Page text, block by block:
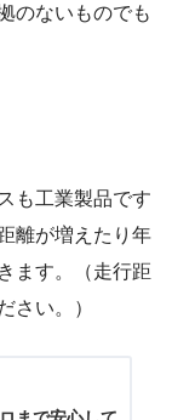
のないものでも
も工業製品です
離が増えたり年
ます。（走行距
さい。）